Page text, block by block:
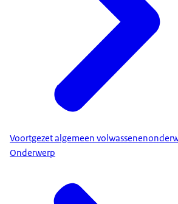
Voortgezet algemeen
Onderwerp